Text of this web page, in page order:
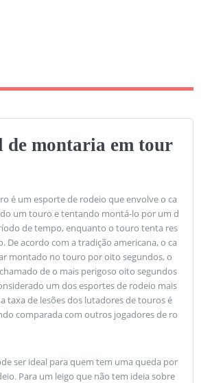
de montaria em tour
é um esporte de rodeio que envolve o ca
um touro e tentando montá-lo por um d
de tempo, enquanto o touro tenta res
De acordo com a tradição americana, o ca
montado no touro por oito segundos, o
de o mais perigoso oito segundos
um dos esportes de rodeio mais
taxa de lesões dos lutadores de touros é
comparada com outros jogadores de ro
ser ideal para quem tem uma queda por
Para um leigo que não tem ideia sobre